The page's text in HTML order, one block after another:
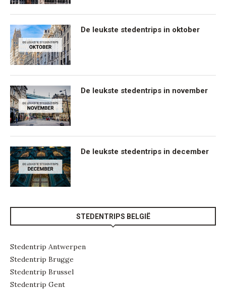
De leukste stedentrips in oktober
De leukste stedentrips in november
De leukste stedentrips in december
STEDENTRIPS BELGIË
Stedentrip Antwerpen
Stedentrip Brugge
Stedentrip Brussel
Stedentrip Gent